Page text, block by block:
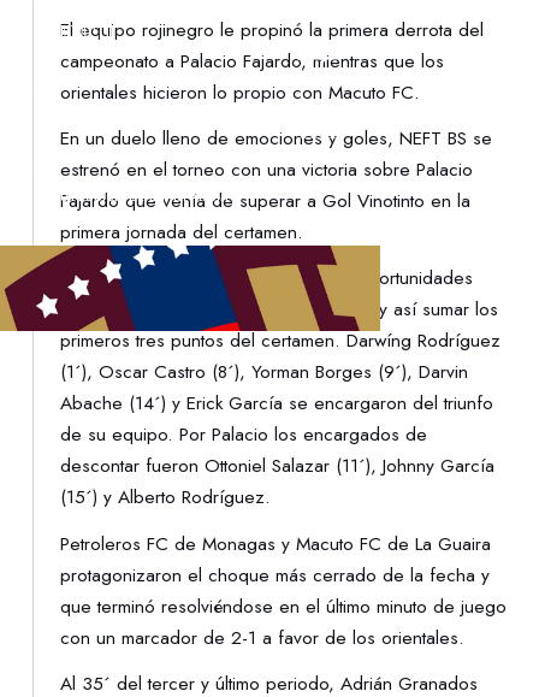
CONTACTO
PROTECCIÓN DE LA INFANCIA
El equipo rojinegro le propinó la primera derrota del
campeonato a Palacio Fajardo, mientras que los
orientales hicieron lo propio con Macuto FC.
En un duelo lleno de emociones y goles, NEFT BS se
estrenó en el torneo con una victoria sobre Palacio
Fajardo que venía de superar a Gol Vinotinto en la
primera jornada del certamen.
El conjunto rojiblanco aprovechó las oportunidades
que le dejó su rival para superarlo 5-3 y así sumar los
primeros tres puntos del certamen. Darwíng Rodríguez
(1´), Oscar Castro (8´), Yorman Borges (9´), Darvin
Abache (14´) y Erick García se encargaron del triunfo
de su equipo. Por Palacio los encargados de
descontar fueron Ottoniel Salazar (11´), Johnny García
(15´) y Alberto Rodríguez.
Petroleros FC de Monagas y Macuto FC de La Guaira
protagonizaron el choque más cerrado de la fecha y
que terminó resolviéndose en el último minuto de juego
con un marcador de 2-1 a favor de los orientales.
Al 35´ del tercer y último periodo, Adrián Granados